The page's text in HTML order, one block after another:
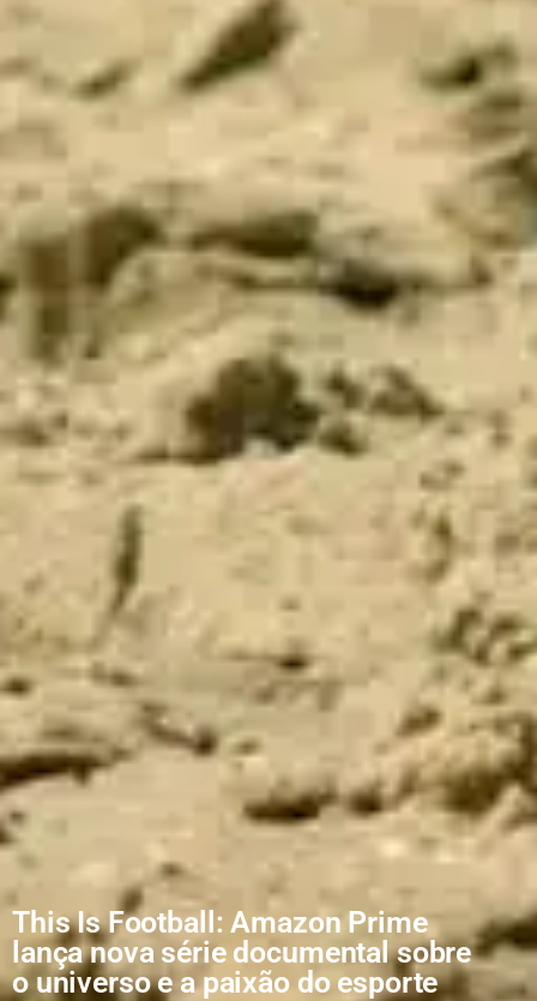
This Is Football: Amazon Prime
lança nova série documental sobre
o universo e a paixão do esporte